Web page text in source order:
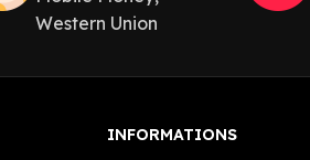
Western Union
INFORMATIONS